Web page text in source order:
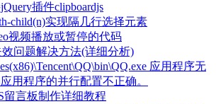
插件clipboardjs
child(n)实现隔几行选择元素
视频播放或暂停的代码
效问题解决方法(详细分析)
应用程序无
用程序的并行配置不正确。
留言板制作详细教程